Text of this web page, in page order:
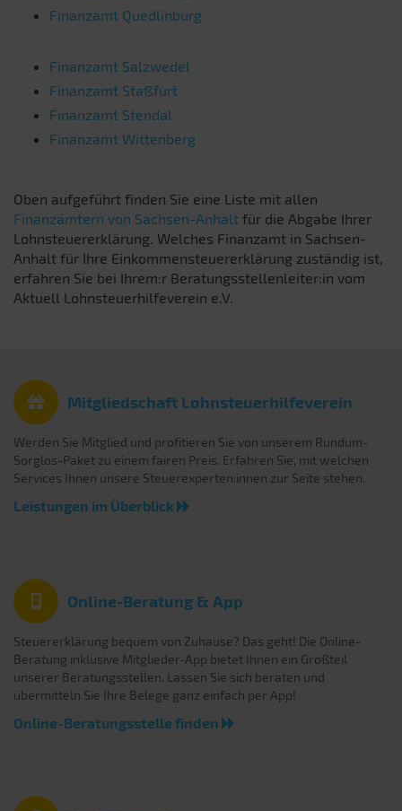
Finanzamt Quedlinburg
Finanzamt Salzwedel
Finanzamt Staßfurt
Finanzamt Stendal
Finanzamt Wittenberg
Oben aufgeführt finden Sie eine Liste mit allen
Finanzämtern von Sachsen-Anhalt für die Abgabe Ihrer
Lohnsteuererklärung. Welches Finanzamt in Sachsen-
Anhalt für Ihre Einkommensteuererklärung zuständig ist,
erfahren Sie bei Ihrem:r Beratungsstellenleiter:in vom
Aktuell Lohnsteuerhilfeverein e.V.
Mitgliedschaft Lohnsteuerhilfeverein
Werden Sie Mitglied und profitieren Sie von unserem Rundum-
Sorglos-Paket zu einem fairen Preis. Erfahren Sie, mit welchen
Services Ihnen unsere Steuerexperten:innen zur Seite stehen.
Leistungen im Überblick
Online-Beratung & App
Steuererklärung bequem von Zuhause? Das geht! Die Online-
Beratung inklusive Mitglieder-App bietet Ihnen ein Großteil
unserer Beratungsstellen. Lassen Sie sich beraten und
übermitteln Sie Ihre Belege ganz einfach per App!
Online-Beratungsstelle finden